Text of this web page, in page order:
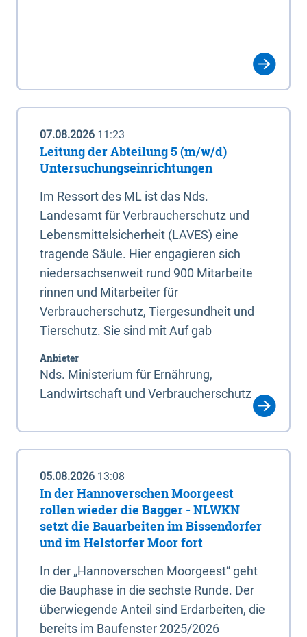
07.08.2026 11:23
Leitung der Abteilung 5 (m/w/d)
Untersuchungseinrichtungen
Im Ressort des ML ist das Nds.
Landesamt für Verbraucherschutz und
Lebensmittelsicherheit (LAVES) eine
tragende Säule. Hier engagieren sich
niedersachsenweit rund 900 Mitarbeite
rinnen und Mitarbeiter für
Verbraucherschutz, Tiergesundheit und
Tierschutz. Sie sind mit Auf gab
Anbieter
Nds. Ministerium für Ernährung,
Landwirtschaft und Verbraucherschutz
05.08.2026 13:08
In der Hannoverschen Moorgeest
rollen wieder die Bagger - NLWKN
setzt die Bauarbeiten im Bissendorfer
und im Helstorfer Moor fort
In der „Hannoverschen Moorgeest“ geht
die Bauphase in die sechste Runde. Der
überwiegende Anteil sind Erdarbeiten, die
bereits im Baufenster 2025/2026